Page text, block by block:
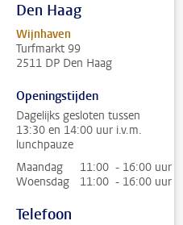
Den Haag
Wijnhaven
Turfmarkt 99
2511 DP Den Haag
Openingstijden
Dagelijks gesloten tussen
13:30 en 14:00 uur i.v.m.
lunchpauze
Maandag
11:00 - 16:00 uur
Woensdag
11:00 - 16:00 uur
Telefoon